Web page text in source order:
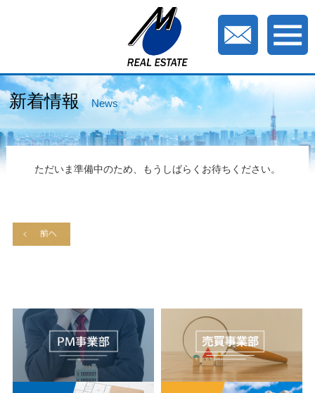
新着情報 News
ただいま準備中のため、もうしばらくお待ちください。